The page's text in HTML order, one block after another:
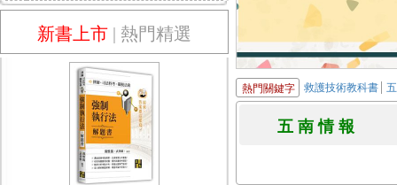
新書上市 | 熱門精選
熱門關鍵字 救護技術教科書
五 南 情